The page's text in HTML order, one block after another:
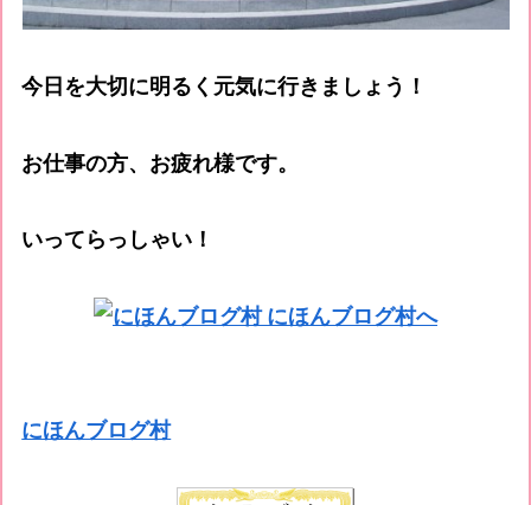
今日を大切に明るく元気に行きましょう！
お仕事の方、お疲れ様です。
いってらっしゃい！
にほんブログ村